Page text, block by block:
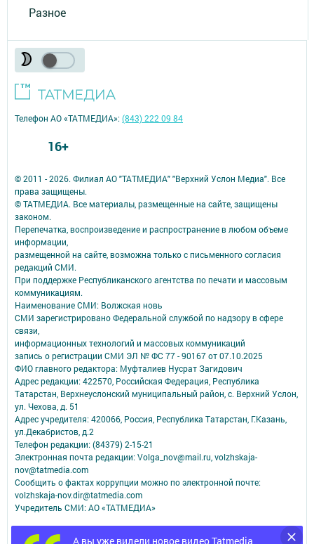
Разное
А вы уже видели новое видео Tatmedia
© 2011 - 2026. Филиал АО "ТАТМЕДИА" "Верхний Услон Медиа". Все
права защищены.
© ТАТМЕДИА. Все материалы, размещенные на сайте, защищены
законом.
Перепечатка, воспроизведение и распространение в любом объеме
информации,
размещенной на сайте, возможна только с письменного согласия
редакций СМИ.
При поддержке Республиканского агентства по печати и массовым
коммуникациям.
Наименование СМИ: Волжская новь
СМИ зарегистрировано Федеральной службой по надзору в сфере
связи,
информационных технологий и массовых коммуникаций
запись о регистрации СМИ ЭЛ № ФС 77 - 90167 от 07.10.2025
ФИО главного редактора: Муфталиев Нусрат Загидович
Адрес редакции: 422570, Российская Федерация, Республика
Татарстан, Верхнеуслонский муниципальный район, с. Верхний Услон,
ул. Чехова, д. 51
Адрес учредителя: 420066, Россия, Республика Татарстан, Г.Казань,
ул.Декабристов, д.2
Телефон редакции: (84379) 2-15-21
Электронная почта редакции: Volga_nov@mail.ru, volzhskaja-
nov@tatmedia.com
Сообщить о фактах коррупции можно по электронной почте:
volzhskaja-nov.dir@tatmedia.com
Учредитель СМИ: АО «ТАТМЕДИА»
Антикоррупционная политика
Телефон АО «ТАТМЕДИА»:(843) 222 09 84
16+